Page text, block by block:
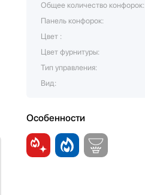
Общее количество конфорок:
Панель конфорок:
Цвет :
Цвет фурнитуры:
Тип управления:
Вид:
Особенности